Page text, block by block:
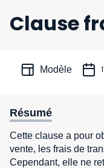
Clause
Modèle
Résumé
Cette clause a pour
vente, les frais de
Cependant, elle ne